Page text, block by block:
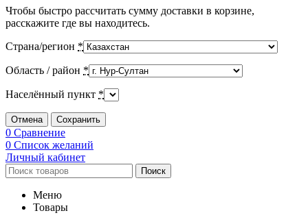
Чтобы быстро рассчитать сумму доставки в корзине,
расскажите где вы находитесь.
Страна/регион *
Область / район *
Населённый пункт *
Отмена Сохранить
0 Сравнение
0 Список желаний
Личный кабинет
Поиск
Меню
Товары